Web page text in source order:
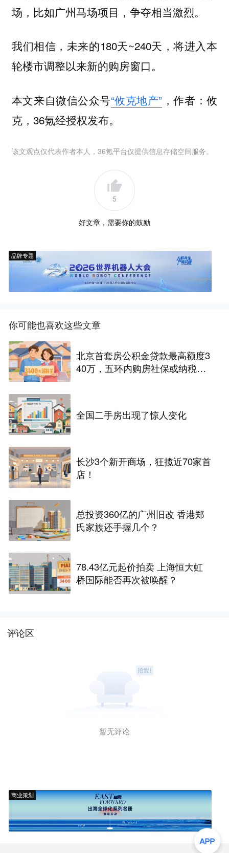
场，比如广州马场项目，争夺相当激烈。
我们相信，未来的180天~240天，将进入本
轮楼市调整以来新的购房窗口。
本文来自微信公众号“攸克地产” ，作者：攸
克，36氪经授权发布。
该文观点仅代表作者本人，36氪平台仅提供信息存储空间服务。
5
好文章，需要你的鼓励
品牌专题
你可能也喜欢这些文章
北京首套房公积金贷款最高额度3
40万，五环内购房社保或纳税满
全国二手房出现了惊人变化
长沙3个新开商场，狂揽近70家首
店！
总投资360亿的广州旧改 香港郑
氏家族还手握几个？
78.43亿元起价拍卖 上海恒大虹
桥国际能否再次被唤醒？
评论区
暂无评论
商业策划